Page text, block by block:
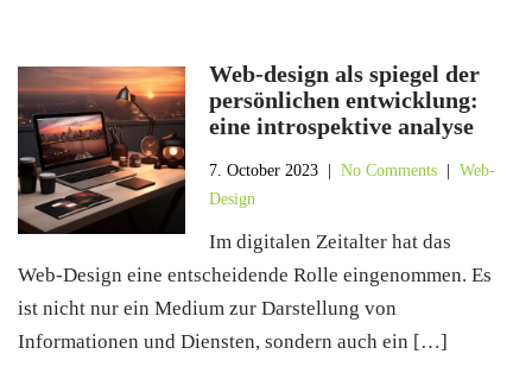
Web-design als spiegel der
persönlichen entwicklung:
eine introspektive analyse
7. October 2023 |No Comments |Web-
Design
Im digitalen Zeitalter hat das
Web-Design eine entscheidende Rolle eingenommen. Es
ist nicht nur ein Medium zur Darstellung von
Informationen und Diensten, sondern auch ein […]